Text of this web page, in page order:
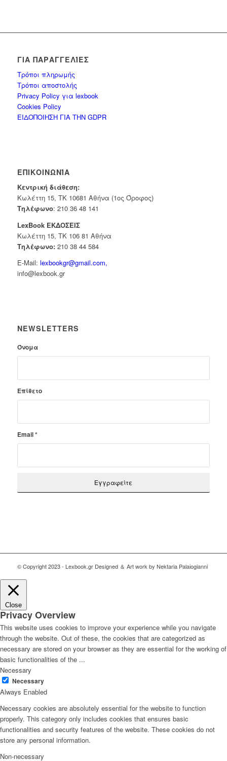
ΓΙΑ ΠΑΡΑΓΓΕΛΊΕΣ
Τρόποι πληρωμής
Τρόποι αποστολής
Privacy Policy για lexbook
Cookies Policy
ΕΙΔΟΠΟΙΗΣΗ ΓΙΑ ΤΗΝ GDPR
ΕΠΙΚΟΙΝΩΝΊΑ
Κεντρική διάθεση:
Κωλέττη 15, ΤΚ 10681 Αθήνα (1ος Όροφος)
Τηλέφωνο: 210 36 48 141
LexBook ΕΚΔΟΣΕΙΣ
Κωλέττη 15, ΤΚ 106 81 Αθήνα
Τηλέφωνο: 210 38 44 584
E-Mail: lexbookgr@gmail.com,
info@lexbook.gr
NEWSLETTERS
Όνομα
Επίθετο
Email*
© Copyright 2023 - Lexbook.gr Designed ＆ Art work by Nektaria Palaiogianni
Close
Privacy Overview
This website uses cookies to improve your experience while you navigate
through the website. Out of these, the cookies that are categorized as
necessary are stored on your browser as they are essential for the working of
basic functionalities of the ...
Necessary
Necessary
Always Enabled
Necessary cookies are absolutely essential for the website to function
properly. This category only includes cookies that ensures basic
functionalities and security features of the website. These cookies do not
store any personal information.
Non-necessary